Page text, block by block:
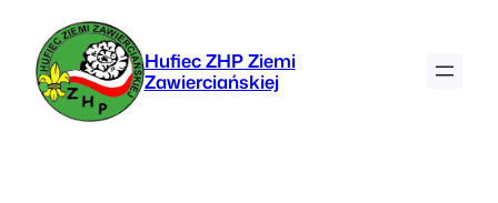
Hufiec ZHP Ziemi
Zawierciańskiej